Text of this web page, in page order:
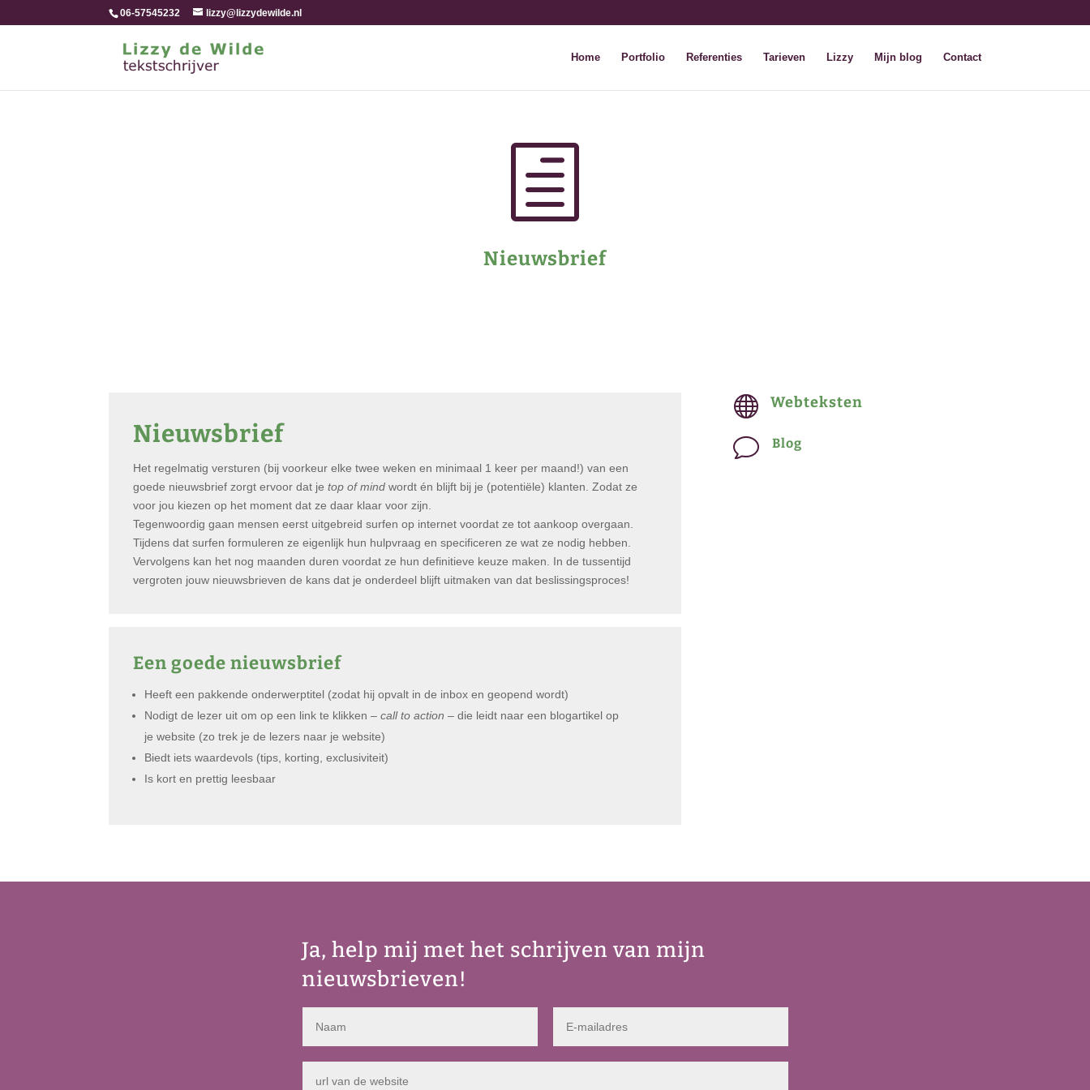
06-57545232 lizzy@lizzydewilde.nl
Home Portfolio Referenties Tarieven Lizzy Mijn blog Contact
h
Nieuwsbrief
Nieuwsbrief
Het regelmatig versturen (bij voorkeur elke twee weken en minimaal 1 keer per maand!) van een
goede nieuwsbrief zorgt ervoor dat jetop of mind wordt én blijft bij je (potentiële) klanten. Zodat ze
voor jou kiezen op het moment dat ze daar klaar voor zijn.
Tegenwoordig gaan mensen eerst uitgebreid surfen op internet voordat ze tot aankoop overgaan.
Tijdens dat surfen formuleren ze eigenlijk hun hulpvraag en specificeren ze wat ze nodig hebben.
Vervolgens kan het nog maanden duren voordat ze hun definitieve keuze maken. In de tussentijd
vergroten jouw nieuwsbrieven de kans dat je onderdeel blijft uitmaken van dat beslissingsproces!
Een goede nieuwsbrief
Heeft een pakkende onderwerptitel (zodat hij opvalt in de inbox en geopend wordt)
Nodigt de lezer uit om op een link te klikken –call to action – die leidt naar een blogartikel op
je website (zo trek je de lezers naar je website)
Biedt iets waardevols (tips, korting, exclusiviteit)
Is kort en prettig leesbaar
 Webteksten
v Blog
Ja, help mij met het schrijven van mijn
nieuwsbrieven!